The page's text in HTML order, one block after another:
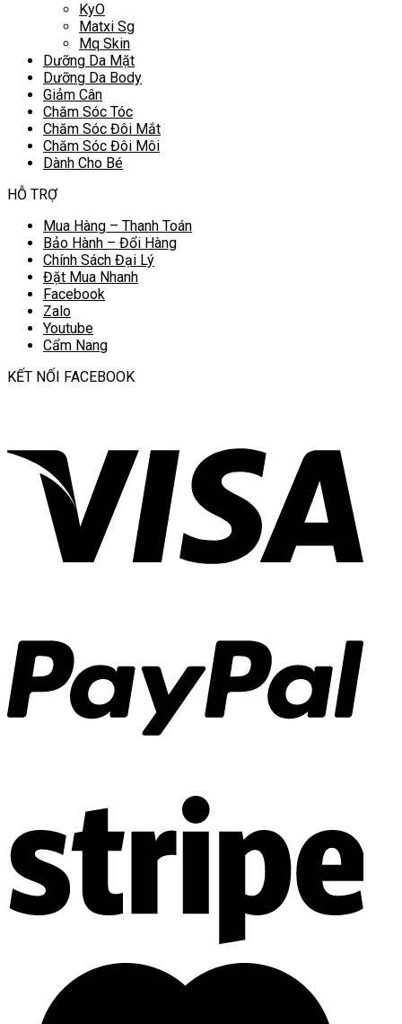
KyO
Matxi Sg
Mq Skin
Dưỡng Da Mặt
Dưỡng Da Body
Giảm Cân
Chăm Sóc Tóc
Chăm Sóc Đôi Mắt
Chăm Sóc Đôi Môi
Dành Cho Bé
HỖ TRỢ
Mua Hàng – Thanh Toán
Bảo Hành – Đổi Hàng
Chính Sách Đại Lý
Đặt Mua Nhanh
Facebook
Zalo
Youtube
Cẩm Nang
KẾT NỐI FACEBOOK